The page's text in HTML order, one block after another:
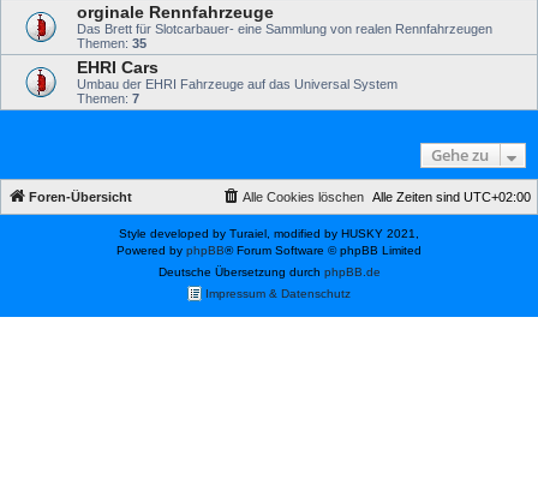
orginale Rennfahrzeuge
Das Brett für Slotcarbauer- eine Sammlung von realen Rennfahrzeugen
Themen: 35
EHRI Cars
Umbau der EHRI Fahrzeuge auf das Universal System
Themen: 7
Gehe zu
Foren-Übersicht Alle Zeiten sind UTC+02:00
Alle Cookies löschen
Style developed by Turaiel, modified by HUSKY 2021,
Powered by phpBB® Forum Software © phpBB Limited
Deutsche Übersetzung durch phpBB.de
Impressum & Datenschutz